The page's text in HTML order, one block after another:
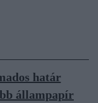
határ
állampapír